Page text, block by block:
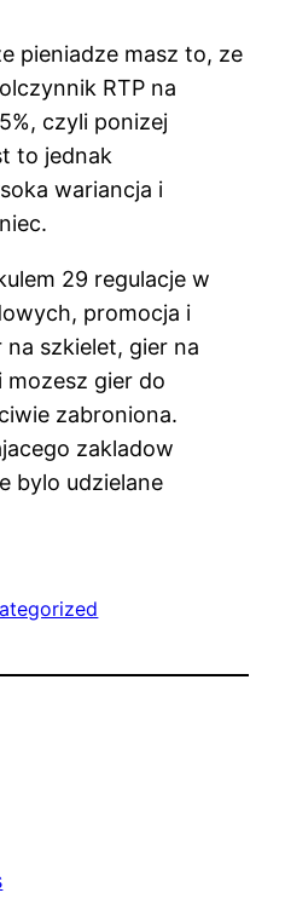
pieniadze masz to, ze
RTP na
czyli ponizej
to jednak
wariancja i
29 regulacje w
promocja i
szkielet, gier na
mozesz gier do
zabroniona.
zakladow
bylo udzielane